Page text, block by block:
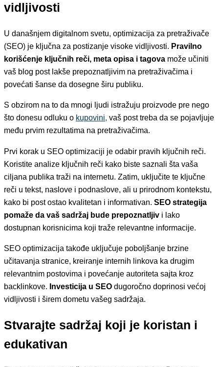
vidljivosti
U današnjem digitalnom svetu, optimizacija za pretraživače
(SEO) je ključna za postizanje visoke vidljivosti. Pravilno
korišćenje ključnih reči, meta opisa i tagova može učiniti
vaš blog post lakše prepoznatljivim na pretraživačima i
povećati šanse da dosegne širu publiku.
S obzirom na to da mnogi ljudi istražuju proizvode pre nego
što donesu odluku o kupovini, vaš post treba da se pojavljuje
među prvim rezultatima na pretraživačima.
Prvi korak u SEO optimizaciji je odabir pravih ključnih reči.
Koristite analize ključnih reči kako biste saznali šta vaša
ciljana publika traži na internetu. Zatim, uključite te ključne
reči u tekst, naslove i podnaslove, ali u prirodnom kontekstu,
kako bi post ostao kvalitetan i informativan. SEO strategija
pomaže da vaš sadržaj bude prepoznatljiv i lako
dostupnan korisnicima koji traže relevantne informacije.
SEO optimizacija takođe uključuje poboljšanje brzine
učitavanja stranice, kreiranje internih linkova ka drugim
relevantnim postovima i povećanje autoriteta sajta kroz
backlinkove. Investicija u SEO dugoročno doprinosi većoj
vidljivosti i širem dometu vašeg sadržaja.
Stvarajte sadržaj koji je koristan i
edukativan